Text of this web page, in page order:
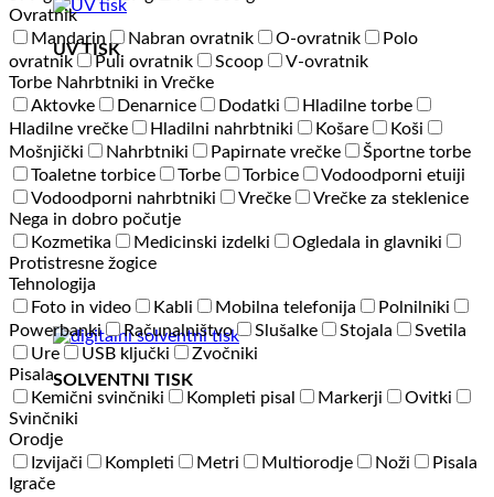
UV TISK
SOLVENTNI TISK
Ovratnik
Mandarin
Nabran ovratnik O-ovratnik
Polo
ovratnik
Puli ovratnik Scoop
V-ovratnik
Torbe Nahrbtniki in Vrečke
Aktovke
Denarnice Dodatki
Hladilne torbe
Hladilne vrečke
Hladilni nahrbtniki Košare
Koši
Mošnjički
Nahrbtniki Papirnate vrečke
Športne torbe
Toaletne torbice
Torbe Torbice
Vodoodporni etuiji
Vodoodporni nahrbtniki
Vrečke
Vrečke za steklenice
Nega in dobro počutje
Kozmetika
Medicinski izdelki
Ogledala in glavniki
Protistresne žogice
Tehnologija
Foto in video
Kabli Mobilna telefonija
Polnilniki
Powerbanki
Računalništvo Slušalke Stojala
Svetila
Ure
USB ključki
Zvočniki
Pisala
Kemični svinčniki
Kompleti pisal Markerji
Ovitki
Svinčniki
Orodje
Izvijači
Kompleti Metri Multiorodje Noži
Pisala
Igrače